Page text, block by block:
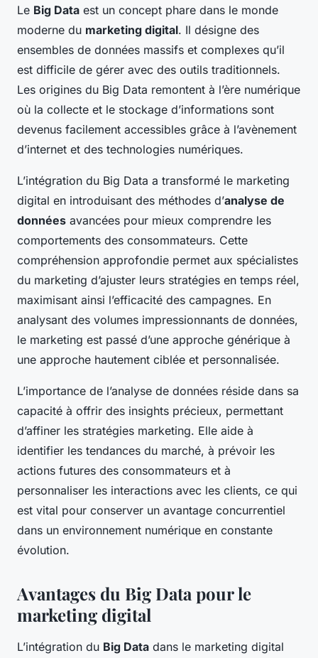
Le Big Data est un concept phare dans le monde
moderne du marketing digital. Il désigne des
ensembles de données massifs et complexes qu’il
est difficile de gérer avec des outils traditionnels.
Les origines du Big Data remontent à l’ère numérique
où la collecte et le stockage d’informations sont
devenus facilement accessibles grâce à l’avènement
d’internet et des technologies numériques.
L’intégration du Big Data a transformé le marketing
digital en introduisant des méthodes d’analyse de
données avancées pour mieux comprendre les
comportements des consommateurs. Cette
compréhension approfondie permet aux spécialistes
du marketing d’ajuster leurs stratégies en temps réel,
maximisant ainsi l’efficacité des campagnes. En
analysant des volumes impressionnants de données,
le marketing est passé d’une approche générique à
une approche hautement ciblée et personnalisée.
L’importance de l’analyse de données réside dans sa
capacité à offrir des insights précieux, permettant
d’affiner les stratégies marketing. Elle aide à
identifier les tendances du marché, à prévoir les
actions futures des consommateurs et à
personnaliser les interactions avec les clients, ce qui
est vital pour conserver un avantage concurrentiel
dans un environnement numérique en constante
évolution.
Avantages du Big Data pour le
marketing digital
L’intégration du Big Data dans le marketing digital